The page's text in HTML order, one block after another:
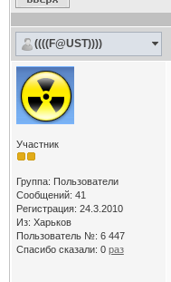
((((F@UST))))
Участник
Группа: Пользователи
Сообщений: 41
Регистрация: 24.3.2010
Из: Харьков
Пользователь №: 6 447
Спасибо сказали: 0 раз